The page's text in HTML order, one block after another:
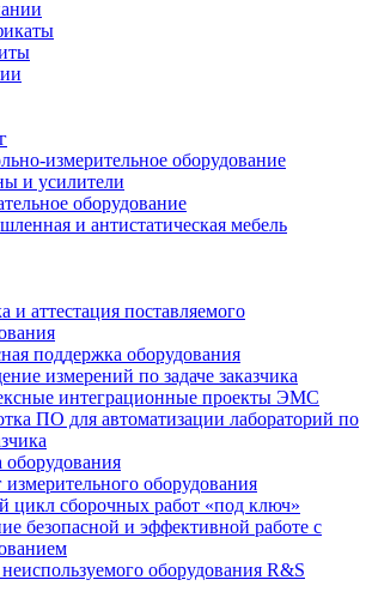
измерительное оборудование
и усилители
оборудование
и антистатическая мебель
и аттестация поставляемого
поддержка оборудования
измерений по задаче заказчика
интеграционные проекты ЭМС
ПО для автоматизации лабораторий по
оборудования
оборудования
цикл сборочных работ «под ключ»
безопасной и эффективной работе с
оборудования R&S